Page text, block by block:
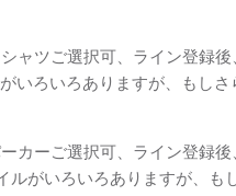
ャツご選択可、ライン登録
いろいろありますが、もし
カーご選択可、ライン登録
がいろいろありますが、